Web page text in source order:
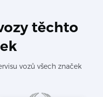
těchto
vozů všech značek